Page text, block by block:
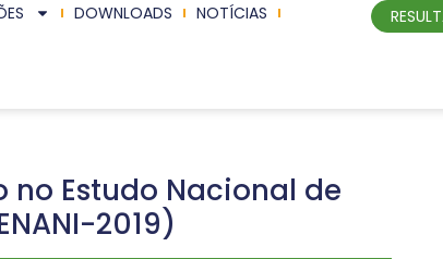
DOWNLOADS
NOTÍCIAS
Estudo Nacional de
2019)